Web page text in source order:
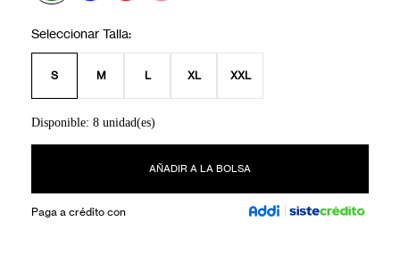
S M L XL XXL
Disponible: 8 unidad(es)
AÑADIR A LA BOLSA
Paga a crédito con